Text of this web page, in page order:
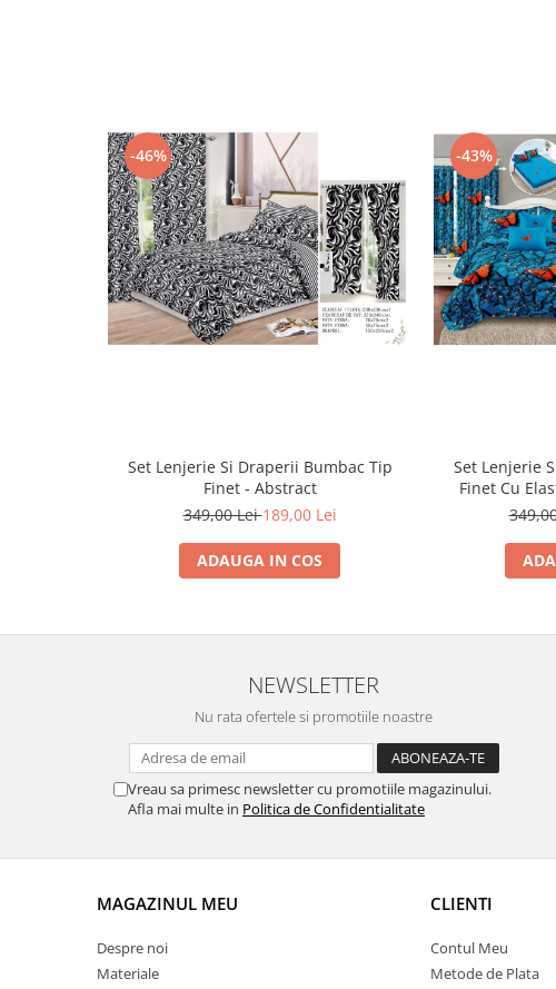
-46%
Set Lenjerie Si Draperii Bumbac Tip
Finet - Abstract
349,00 Lei189,00 Lei
ADAUGA IN COS
-43%
Set Lenjerie
Finet Cu
NEWSLETTER
Nu rata ofertele si promotiile noastre
Vreau sa primesc newsletter cu promotiile magazinului.
Afla mai multe in Politica de Confidentialitate
MAGAZINUL MEU
Despre noi
Materiale
CLIENTI
Contul Meu
Metode de Plata